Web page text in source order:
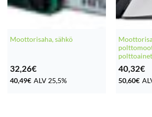
Moottorisaha, sähkö
32,26€
40,49€ ALV 25,5%
40,32€
50,60€